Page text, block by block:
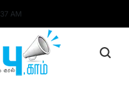
37 AM